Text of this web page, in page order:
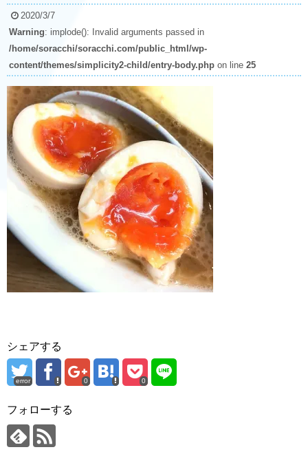
2020/3/7
Warning: implode(): Invalid arguments passed in
/home/soracchi/soracchi.com/public_html/wp-
content/themes/simplicity2-child/entry-body.php on line 25
シェアする
error 0 0
フォローする